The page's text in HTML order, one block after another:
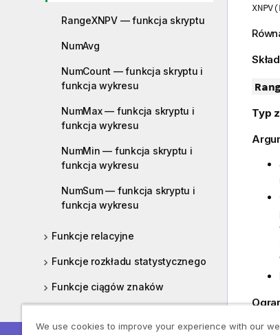
RangeXNPV — funkcja skryptu
NumAvg
NumCount — funkcja skryptu i
funkcja wykresu
NumMax — funkcja skryptu i
funkcja wykresu
NumMin — funkcja skryptu i
funkcja wykresu
NumSum — funkcja skryptu i
funkcja wykresu
Funkcje relacyjne
Funkcje rozkładu statystycznego
Funkcje ciągów znaków
Typ
We use cookies to improve your experience with our